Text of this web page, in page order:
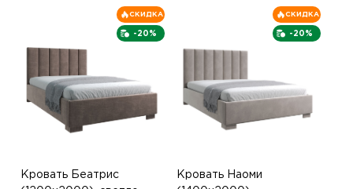
-20%
СКИДКА
Кровать Беатрис
-20%
СКИДКА
Кровать Наоми